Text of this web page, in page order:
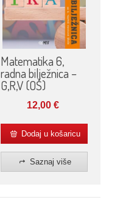
Matematika 6,
radna bilježnica –
G,R,V (OŠ)
12,00€
Dodaj u košaricu
Saznaj više